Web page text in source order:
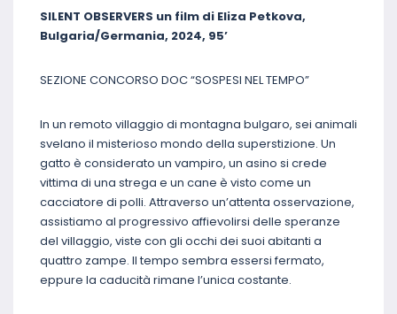
SILENT OBSERVERS un film di Eliza Petkova,
Bulgaria/Germania, 2024, 95’
SEZIONE CONCORSO DOC “SOSPESI NEL TEMPO”
In un remoto villaggio di montagna bulgaro, sei animali
svelano il misterioso mondo della superstizione. Un
gatto è considerato un vampiro, un asino si crede
vittima di una strega e un cane è visto come un
cacciatore di polli. Attraverso un’attenta osservazione,
assistiamo al progressivo affievolirsi delle speranze
del villaggio, viste con gli occhi dei suoi abitanti a
quattro zampe. Il tempo sembra essersi fermato,
eppure la caducità rimane l’unica costante.